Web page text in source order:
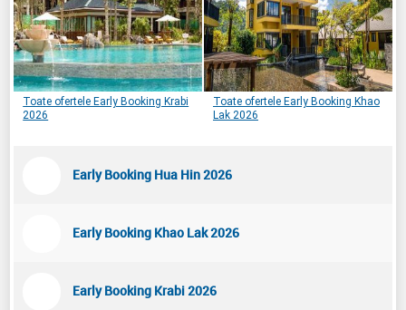
Toate ofertele Early Booking Krabi
2026
Toate ofertele Early Booking Khao
Lak 2026
Early Booking Hua Hin 2026
Early Booking Khao Lak 2026
Early Booking Krabi 2026